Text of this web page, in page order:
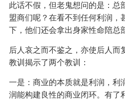
此话不假，但老鬼想问的是：总
盟商们呢？在看不到任何利润，
下，他们还会拿出身家性命陪总
后人哀之而不鉴之，亦使后人而
教训揭示了两个教训：
一是：商业的本质就是利润，利
润能构建良性的商业闭环。有了